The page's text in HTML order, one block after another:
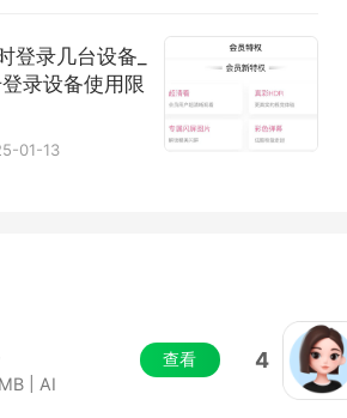
登录几台设备_
录设备使用限
01-13
| AI
查看 4